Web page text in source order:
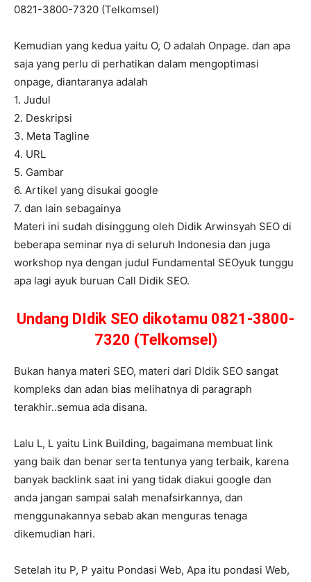
0821-3800-7320 (Telkomsel)
Kemudian yang kedua yaitu O, O adalah Onpage. dan apa
saja yang perlu di perhatikan dalam mengoptimasi
onpage, diantaranya adalah
1. Judul
2. Deskripsi
3. Meta Tagline
4. URL
5. Gambar
6. Artikel yang disukai google
7. dan lain sebagainya
Materi ini sudah disinggung oleh Didik Arwinsyah SEO di
beberapa seminar nya di seluruh Indonesia dan juga
workshop nya dengan judul Fundamental SEOyuk tunggu
apa lagi ayuk buruan Call Didik SEO.
Undang DIdik SEO dikotamu 0821-3800-
7320 (Telkomsel)
Bukan hanya materi SEO, materi dari DIdik SEO sangat
kompleks dan adan bias melihatnya di paragraph
terakhir..semua ada disana.
Lalu L, L yaitu Link Building, bagaimana membuat link
yang baik dan benar serta tentunya yang terbaik, karena
banyak backlink saat ini yang tidak diakui google dan
anda jangan sampai salah menafsirkannya, dan
menggunakannya sebab akan menguras tenaga
dikemudian hari.
Setelah itu P, P yaitu Pondasi Web, Apa itu pondasi Web,